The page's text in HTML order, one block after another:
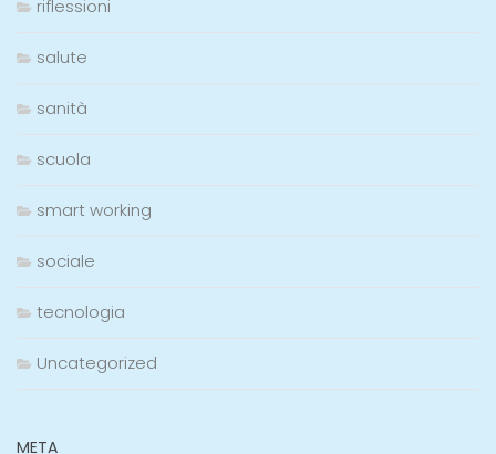
riflessioni
salute
sanità
scuola
smart working
sociale
tecnologia
Uncategorized
META